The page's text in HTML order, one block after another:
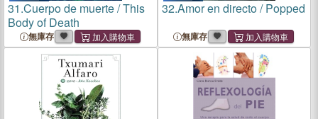
31.Cuerpo de muerte / This
Body of Death
無庫存
32.Amor en directo / Popped
無庫存